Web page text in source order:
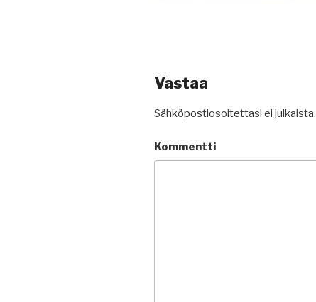
Vastaa
Sähköpostiosoitettasi ei julkaista.
Kommentti